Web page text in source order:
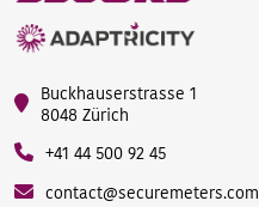
Buckhauserstrasse 1
8048 Zürich
+41 44 500 92 45
contact@securemeters.com